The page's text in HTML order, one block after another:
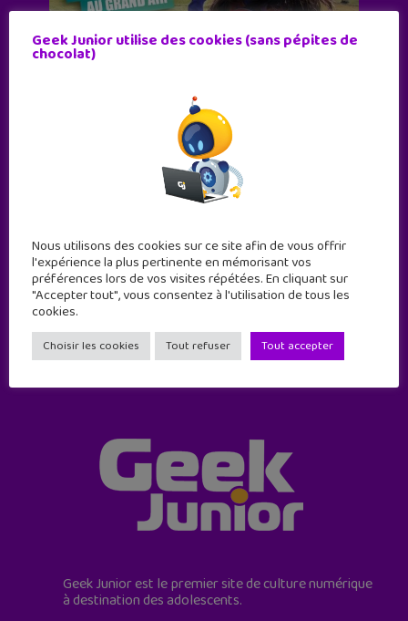
Abonne-toi !
11 numéros par an
JE M'ABONNE !
Geek Junior est le premier site de culture numérique
à destination des adolescents.
Geek Junior utilise des cookies (sans pépites de
chocolat)
Nous utilisons des cookies sur ce site afin de vous offrir
l'expérience la plus pertinente en mémorisant vos
préférences lors de vos visites répétées. En cliquant sur
"Accepter tout", vous consentez à l'utilisation de tous les
cookies.
Choisir les cookies Tout refuser Tout accepter